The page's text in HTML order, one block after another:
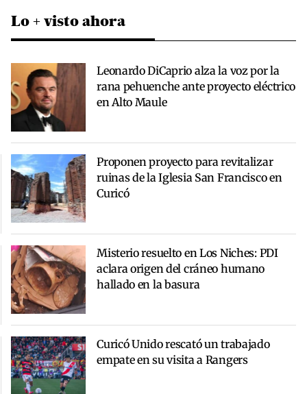
Lo + visto ahora
Leonardo DiCaprio alza la voz por la
rana pehuenche ante proyecto eléctrico
en Alto Maule
Proponen proyecto para revitalizar
ruinas de la Iglesia San Francisco en
Curicó
Misterio resuelto en Los Niches: PDI
aclara origen del cráneo humano
hallado en la basura
Curicó Unido rescató un trabajado
empate en su visita a Rangers